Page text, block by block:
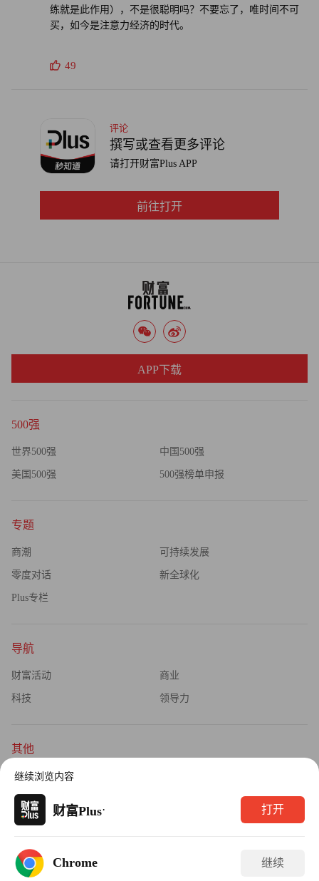
在冲往峰顶的阶段，各种极端情况都有可能发生，环境也随
盲目地被他们自己打造的光环所吸引，盲目崇拜。（财富中
本文内容为作者独立观点，不代表财富中文网立场。未经允
练就是此作用），不是很聪明吗？不要忘了，唯时间不可
买，如今是注意力经济的时代。
49
评论
撰写或查看更多评论
请打开财富Plus APP
前往打开
500强
世界500强 中国500强
美国500强 500强榜单申报
专题
商潮 可持续发展
零度对话 新全球化
Plus专栏
导航
财富活动 商业
科技 领导力
其他
杂志订阅
隐私政策
APP下载
Copyright © 2026财富媒体知识产权有限公司
版权所有，未经书面许可，任何机构不得转载
继续浏览内容
财富Plus· 打开
Chrome 继续